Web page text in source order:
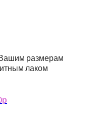
размерам
лаком